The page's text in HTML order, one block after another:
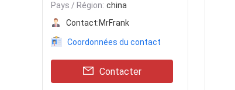
Pays / Région: china
Contact:MrFrank
Coordonnées du contact
Contacter